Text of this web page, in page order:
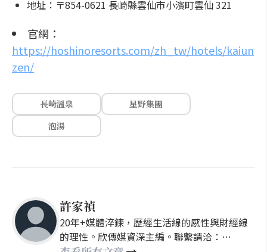
地址：〒854-0621 長崎縣雲仙市小濱町雲仙 321
官網：
https://hoshinoresorts.com/zh_tw/hotels/kaiun
zen/
長崎溫泉
星野集團
泡湯
許家禎
20年+媒體淬鍊，歷經生活線的感性與財經線
的理性。欣傳媒資深主編。聯繫請洽：